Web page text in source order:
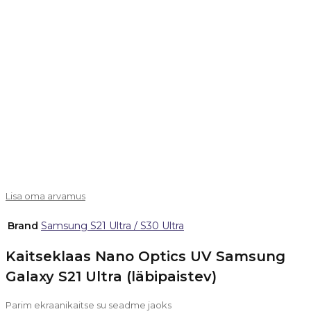
Lisa oma arvamus
Brand Samsung S21 Ultra / S30 Ultra
Kaitseklaas Nano Optics UV Samsung
Galaxy S21 Ultra (läbipaistev)
Parim ekraanikaitse su seadme jaoks